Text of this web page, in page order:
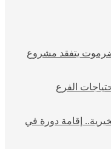
يتفقد مشروع
الفرع
إقامة دورة في